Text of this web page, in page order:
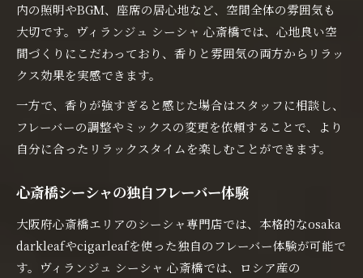
内の照明やBGM、座席の居心地など、空間全体の雰囲気も
大切です。ヴィランジュ シーシャ 心斎橋では、心地良い空
間づくりにこだわっており、香りと雰囲気の両方からリラッ
クス効果を実感できます。
一方で、香りが強すぎると感じた場合はスタッフに相談し、
フレーバーの調整やミックスの変更を依頼することで、より
自分に合ったリラックスタイムを楽しむことができます。
心斎橋シーシャの独自フレーバー体験
大阪府心斎橋エリアのシーシャ専門店では、本格的なosaka
darkleafやcigarleafを使った独自のフレーバー体験が可能で
す。ヴィランジュ シーシャ 心斎橋では、ロシア産の